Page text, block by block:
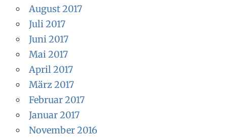
August 2017
Juli 2017
Juni 2017
Mai 2017
April 2017
März 2017
Februar 2017
Januar 2017
November 2016